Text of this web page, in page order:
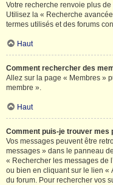
Votre recherche renvoie plus
Utilisez la « Recherche
termes utilisés et des forums
Haut
Comment rechercher des
Allez sur la page « Membres »
membre ».
Haut
Comment puis-je trouver
Vos messages peuvent être
messages » dans le panneau
« Rechercher les messages de
ou bien en cliquant sur le lien «
du forum. Pour rechercher vos